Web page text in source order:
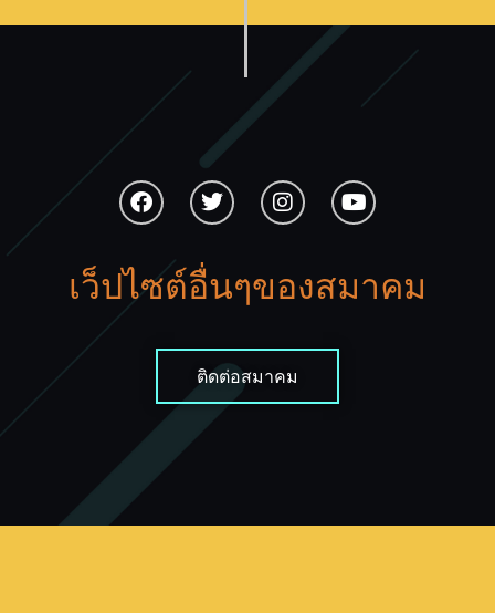
เว็ปไซต์อื่นๆของสมาคม
ติดต่อสมาคม